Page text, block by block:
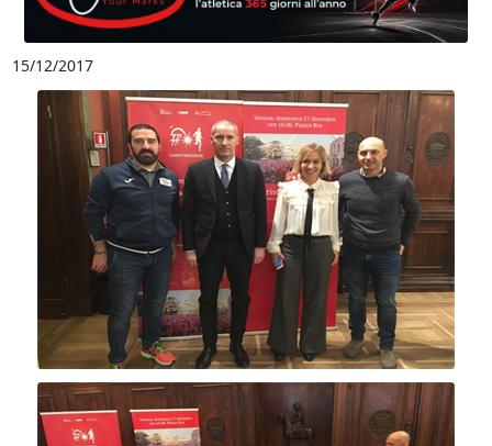
15/12/2017